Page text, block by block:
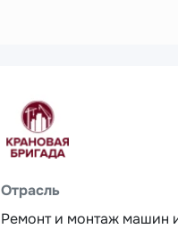
Отрасль
Ремонт и монтаж машин